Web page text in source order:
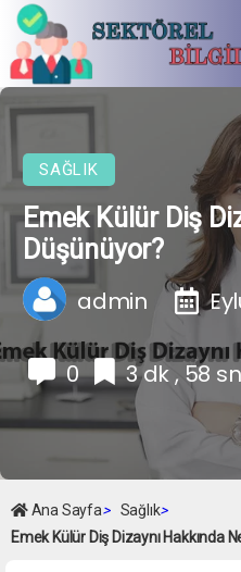
SAĞLIK
Emek Külür Diş
Düşünüyor?
admin
0 3 dk , 58 sn
Ana Sayfa> Sağlık>
Emek Külür Diş Dizaynı Hakkında